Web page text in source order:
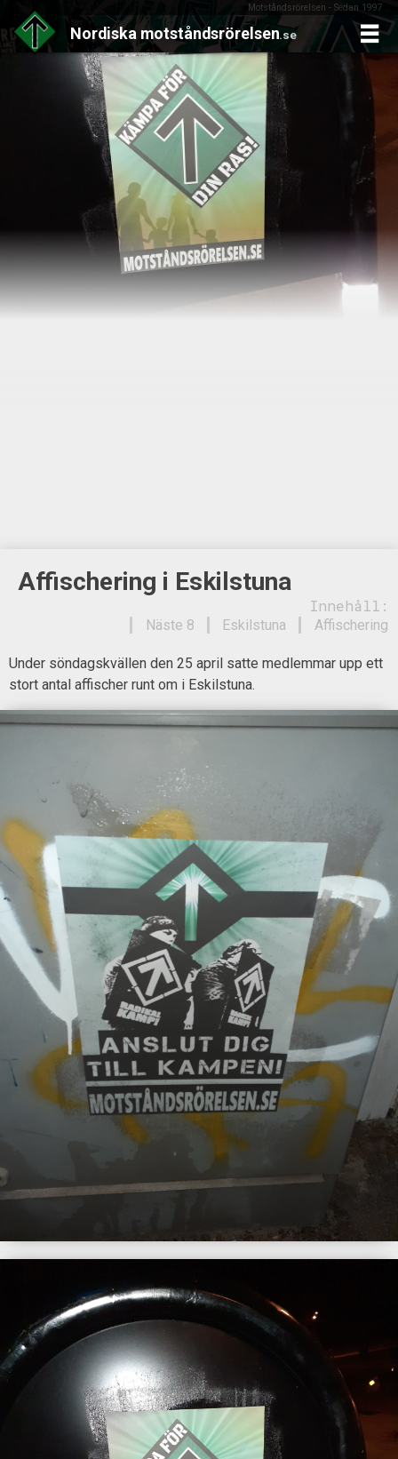
Motståndsrörelsen - Sedan 1997
Nordiska motståndsrörelsen.se
Skip
to
content
Affischering i Eskilstuna
Innehåll:
Affischering
Eskilstuna
Näste 8
Under söndagskvällen den 25 april satte medlemmar upp ett
stort antal affischer runt om i Eskilstuna.